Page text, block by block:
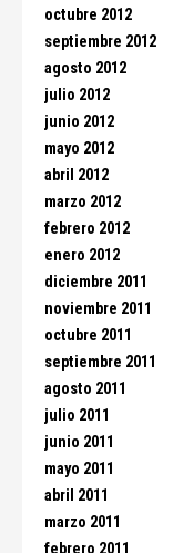
octubre 2012
septiembre 2012
agosto 2012
julio 2012
junio 2012
mayo 2012
abril 2012
marzo 2012
febrero 2012
enero 2012
diciembre 2011
noviembre 2011
octubre 2011
septiembre 2011
agosto 2011
julio 2011
junio 2011
mayo 2011
abril 2011
marzo 2011
febrero 2011